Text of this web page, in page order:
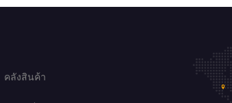
คลังสินค้า